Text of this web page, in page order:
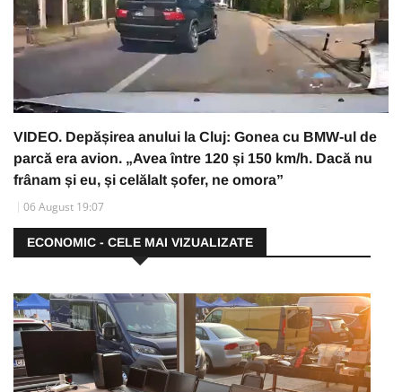
VIDEO. Depășirea anului la Cluj: Gonea cu BMW-ul de
parcă era avion. „Avea între 120 și 150 km/h. Dacă nu
frânam și eu, și celălalt șofer, ne omora”
06 August 19:07
ECONOMIC - CELE MAI VIZUALIZATE